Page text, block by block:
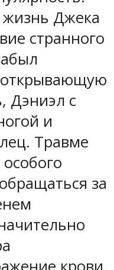
Джека
странного
Дэниэл с
и
Травме
за